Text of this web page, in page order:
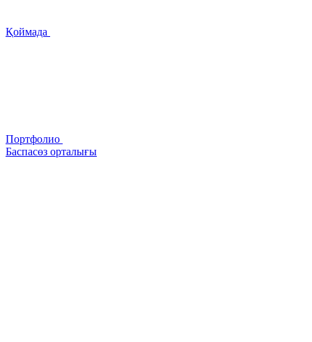
Қоймада
Портфолио
Баспасөз орталығы